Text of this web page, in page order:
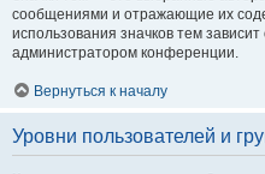
сообщениями и отражающие их
использования значков тем
администратором конференции.
Вернуться к началу
Уровни пользователей и